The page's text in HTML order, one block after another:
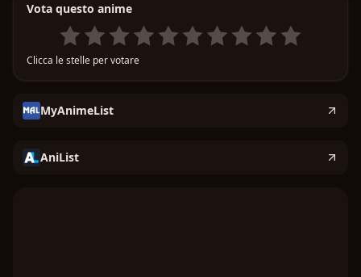
Vota questo anime
Clicca le stelle per votare
MyAnimeList
AniList